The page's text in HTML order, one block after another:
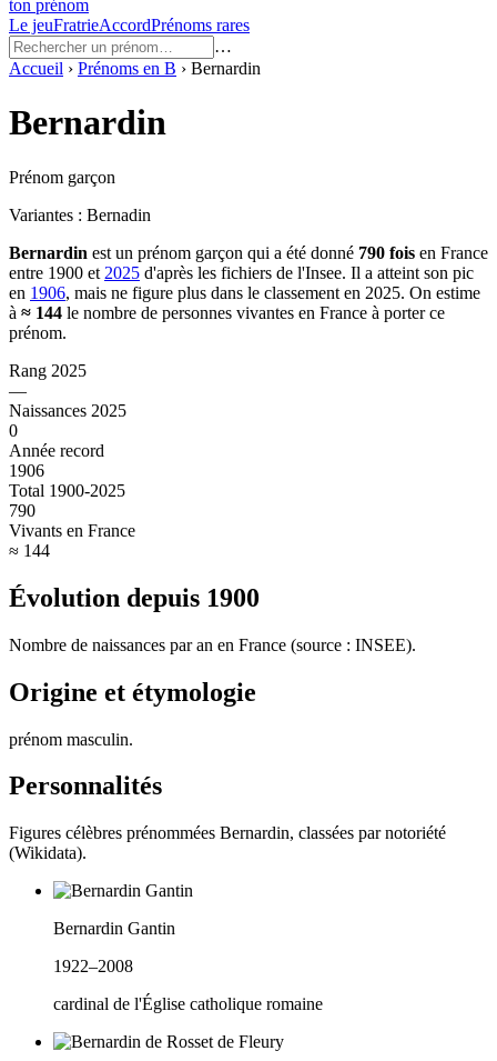
ton prénom
Le jeuFratrieAccordPrénoms rares
…
Accueil › Prénoms en B › Bernardin
Bernardin
Prénom garçon
Variantes : Bernadin
Bernardin est un prénom garçon qui a été donné 790 fois en France
entre 1900 et 2025 d'après les fichiers de l'Insee. Il a atteint son pic
en 1906, mais ne figure plus dans le classement en 2025. On estime
à ≈ 144 le nombre de personnes vivantes en France à porter ce
prénom.
Rang 2025
—
Naissances 2025
0
Année record
1906
Total 1900-2025
790
Vivants en France
≈ 144
Évolution depuis 1900
Nombre de naissances par an en France (source : INSEE).
Origine et étymologie
prénom masculin.
Personnalités
Figures célèbres prénommées Bernardin, classées par notoriété
(Wikidata).
Bernardin Gantin
1922–2008
cardinal de l'Église catholique romaine